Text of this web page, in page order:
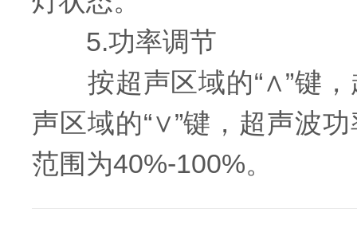
5.功率调节
按超声区域的“∧”键，
声区域的“∨”键，超声波
范围为40%-100%。